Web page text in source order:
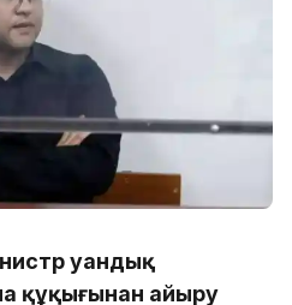
Қуандық
құқығынан айыру